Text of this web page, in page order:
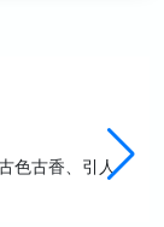
色古香、引人